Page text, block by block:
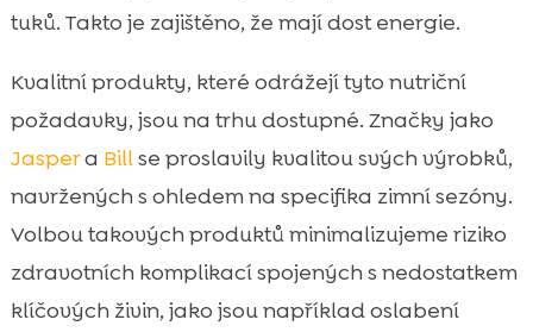
tuků. Takto je zajištěno, že mají dost energie.
Kvalitní produkty, které odrážejí tyto nutriční
požadavky, jsou na trhu dostupné. Značky jako
Jaspera Billse proslavily kvalitou svých výrobků,
navržených s ohledem na specifika zimní sezóny.
Volbou takových produktů minimalizujeme riziko
zdravotních komplikací spojených s nedostatkem
klíčových živin, jako jsou například oslabení